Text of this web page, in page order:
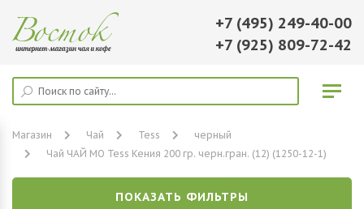
+7 (495) 249-40-00
+7 (925) 809-72-42
Магазин Чай Tess
черный
Чай ЧАЙ МО Tess Кения 200 гр. черн.гран. (12) (1250-12-1)
ПОКАЗАТЬ ФИЛЬТРЫ